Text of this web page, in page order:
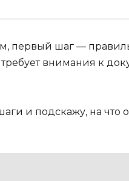
первый шаг —
внимания к
и подскажу, на что